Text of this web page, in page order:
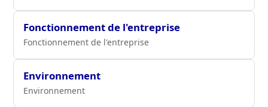
Fonctionnement de l'entreprise
Fonctionnement de l'entreprise
Environnement
Environnement